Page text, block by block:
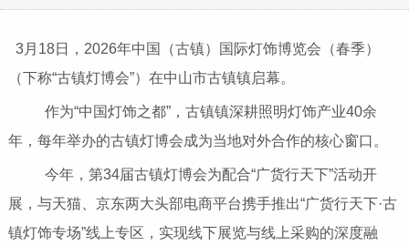
3月18日，2026年中国（古镇）国际灯饰博览会（春季）
（下称“古镇灯博会”）在中山市古镇镇启幕。
作为“中国灯饰之都”，古镇镇深耕照明灯饰产业40余
年，每年举办的古镇灯博会成为当地对外合作的核心窗口。
今年，第34届古镇灯博会为配合“广货行天下”活动开
展，与天猫、京东两大头部电商平台携手推出“广货行天下·古
镇灯饰专场”线上专区，实现线下展览与线上采购的深度融